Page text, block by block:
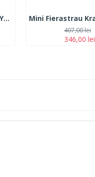
Troller scule Yamamoto YM-399, 399 Piese
346,00 lei
407,00 lei